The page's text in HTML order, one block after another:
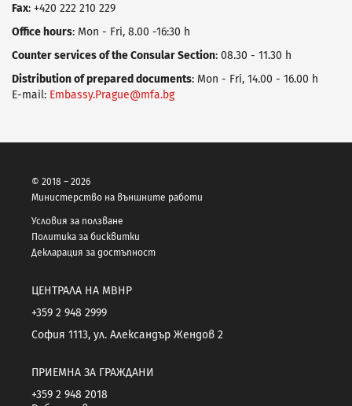
Fax: +420 222 210 229
Office hours: Mon - Fri, 8.00 -16:30 h
Counter services of the Consular Section: 08.30 - 11.30 h
Distribution of prepared documents: Mon - Fri, 14.00 - 16.00 h
E-mail: Embassy.Prague@mfa.bg
© 2018 – 2026
Министерство на външните работи
Условия за ползване
Политика за бисквитки
Декларация за достъпност
ЦЕНТРАЛА НА МВНР
+359 2 948 2999
София 1113, ул. Александър Жендов 2
ПРИЕМНА ЗА ГРАЖДАНИ
+359 2 948 2018